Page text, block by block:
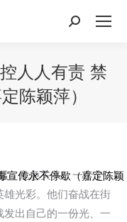
搜
人人有责 禁
陈颖萍）
宣传永不停歇（嘉定陈颖
，危急关头，一个个
光彩。他们奋战在街
出自己的一份光、一